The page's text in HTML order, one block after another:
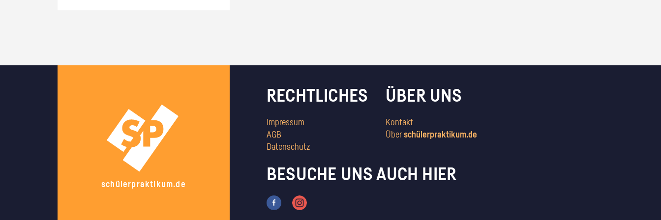
schülerpraktikum.de
RECHTLICHES
Impressum
AGB
Datenschutz
ÜBER UNS
Kontakt
Überschülerpraktikum.de
BESUCHE UNS AUCH HIER